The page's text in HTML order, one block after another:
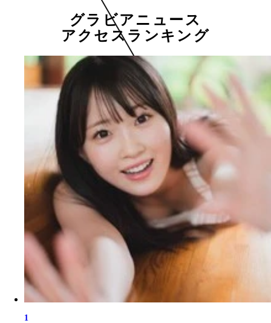
グラビアニュース
アクセスランキング
1